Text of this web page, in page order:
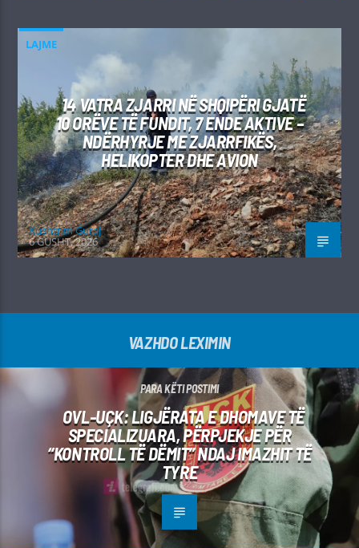
LAJME
14 VATRA ZJARRI NË SHQIPËRI GJATË
10 ORËVE TË FUNDIT, 7 ENDE AKTIVE –
NDËRHYRJE ME ZJARRFIKËS,
HELIKOPTER DHE AVION
Kushtrim Guraj
6 GUSHT, 2026
VAZHDO LEXIMIN
PARA KËTI POSTIMI
OVL-UÇK: LIGJËRATA E DHOMAVE TË
SPECIALIZUARA, PËRPJEKJE PËR
“KONTROLL TË DËMIT” NDAJ IMAZHIT TË
TYRE